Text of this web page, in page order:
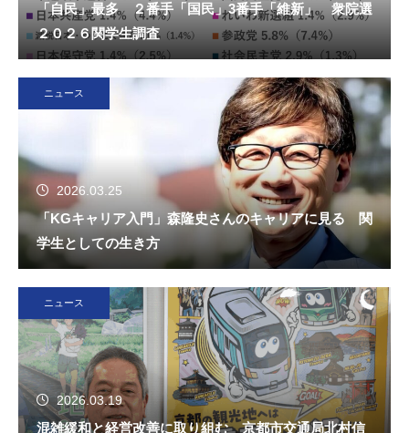
「自民」最多 ２番手「国民」3番手「維新」 衆院選
２０２６関学生調査
ニュース
2026.03.25
「KGキャリア入門」森隆史さんのキャリアに見る 関
学生としての生き方
ニュース
2026.03.19
混雑緩和と経営改善に取り組む 京都市交通局北村信